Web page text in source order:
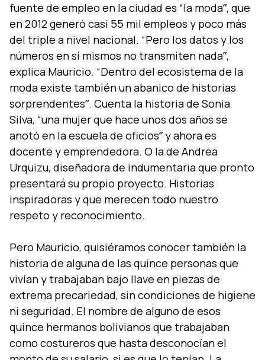
fuente de empleo en la ciudad es “la modaˮ, que
en 2012 generó casi 55 mil empleos y poco más
del triple a nivel nacional. “Pero los datos y los
números en sí­ mismos no transmiten nadaˮ,
explica Mauricio. “Dentro del ecosistema de la
moda existe también un abanico de historias
sorprendentesˮ. Cuenta la historia de Sonia
Silva, “una mujer que hace unos dos años se
anotó en la escuela de oficiosˮ y ahora es
docente y emprendedora. O la de Andrea
Urquizu, diseñadora de indumentaria que pronto
presentará su propio proyecto. Historias
inspiradoras y que merecen todo nuestro
respeto y reconocimiento.
Pero Mauricio, quisiéramos conocer también la
historia de alguna de las quince personas que
viví­an y trabajaban bajo llave en piezas de
extrema precariedad, sin condiciones de higiene
ni seguridad. El nombre de alguno de esos
quince hermanos bolivianos que trabajaban
como costureros que hasta desconocí­an el